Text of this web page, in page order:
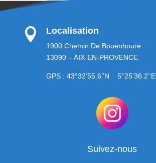
 Localisation
1900 Chemin De Bouenhoure
13090 – AIX-EN-PROVENCE
GPS : 43°32’55.6’’N 5°25’36.2’’E
Suivez-nous